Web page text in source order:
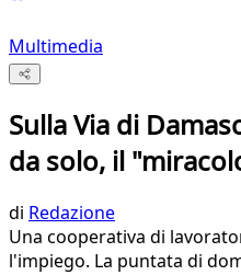
Multimedia
Sulla Via di
da solo, il
di Redazione
Una cooperativa di
l'impiego. La puntata di